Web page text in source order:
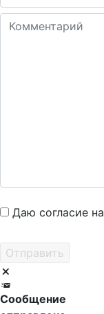
Даю согласие на
Сообщение